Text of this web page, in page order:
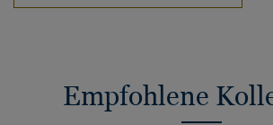
Empfohlene